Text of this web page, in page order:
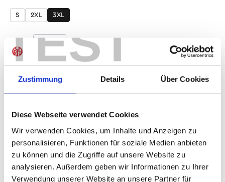
TEST
Zustimmung Details Über Cookies
Diese Webseite verwendet Cookies
Wir verwenden Cookies, um Inhalte und Anzeigen zu
personalisieren, Funktionen für soziale Medien anbieten
zu können und die Zugriffe auf unsere Website zu
analysieren. Außerdem geben wir Informationen zu Ihrer
Verwendung unserer Website an unsere Partner für
S 2XL 3XL
Produkt Anzahl: Gib den gewünschten
Sofort verfügbar, Lieferzeit: 1-3 Tage
IN DEN WARENKORB
Produktdetails